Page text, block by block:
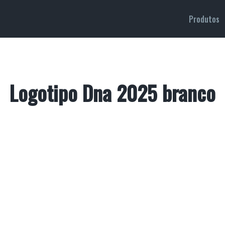
Produtos
Logotipo Dna 2025 branco